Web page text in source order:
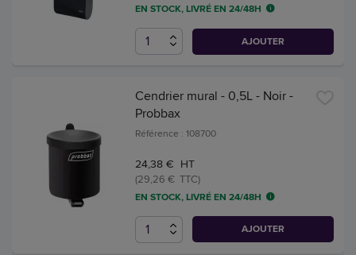
EN STOCK, LIVRÉ EN 24/48H
AJOUTER
Cendrier mural - 0,5L - Noir -
Probbax
Référence : 108700
24,38 € HT
(29,26 € TTC)
EN STOCK, LIVRÉ EN 24/48H
AJOUTER